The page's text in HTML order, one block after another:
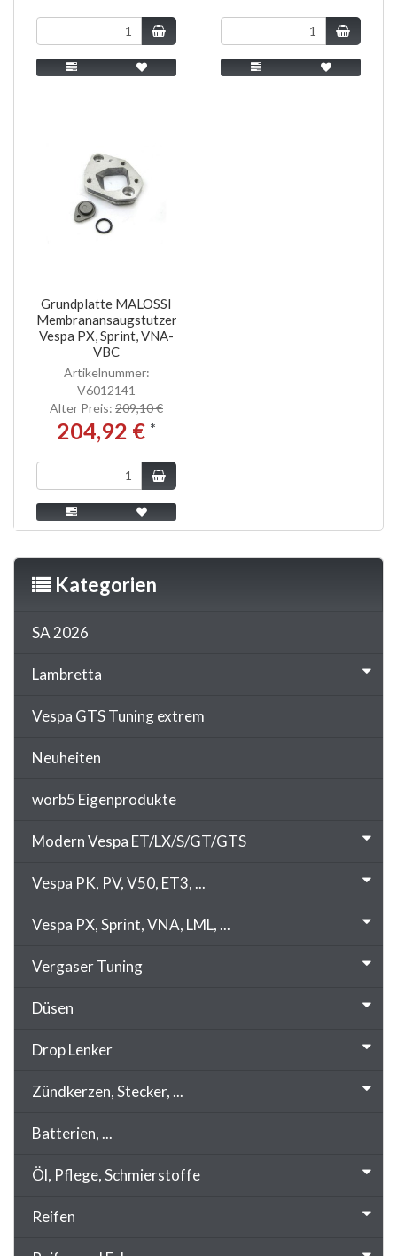
Grundplatte MALOSSI
Membranansaugstutzen
Vespa PX, Sprint, VNA-
VBC
Artikelnummer:
V6012141
Alter Preis: 209,10 €
204,92 € *
Kategorien
SA 2026
Lambretta
Vespa GTS Tuning extrem
Neuheiten
worb5 Eigenprodukte
Modern Vespa ET/LX/S/GT/GTS
Vespa PK, PV, V50, ET3, ...
Vespa PX, Sprint, VNA, LML, ...
Vergaser Tuning
Düsen
Drop Lenker
Zündkerzen, Stecker, ...
Batterien, ...
Öl, Pflege, Schmierstoffe
Reifen